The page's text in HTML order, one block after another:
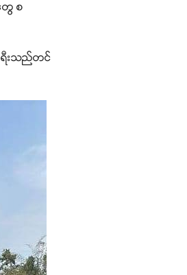
ေ စ
ရီးသည်တင်